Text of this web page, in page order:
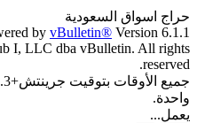
حراج اسواق السعودية
by vBulletin® Version 6.1.1
I, LLC dba vBulletin. All rights
reserved.
واحدة.
يعمل...